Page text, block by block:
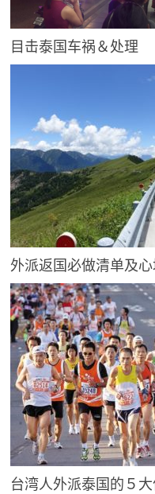
目击泰国车祸＆处理
外派返国必做清单及
台湾人外派泰国的５